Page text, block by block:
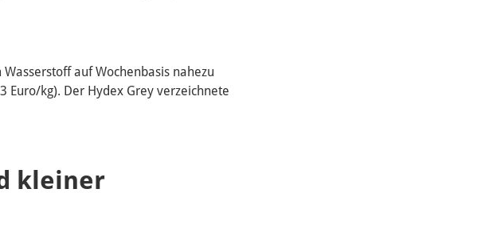
auf Wochenbasis nahezu
Euro/kg). Der Hydex Grey verzeichnete
kleiner